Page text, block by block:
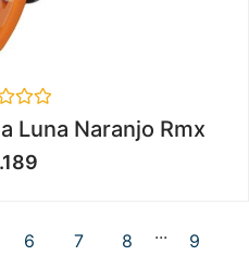
Luna Naranjo Rmx
6 7 8 ... 9